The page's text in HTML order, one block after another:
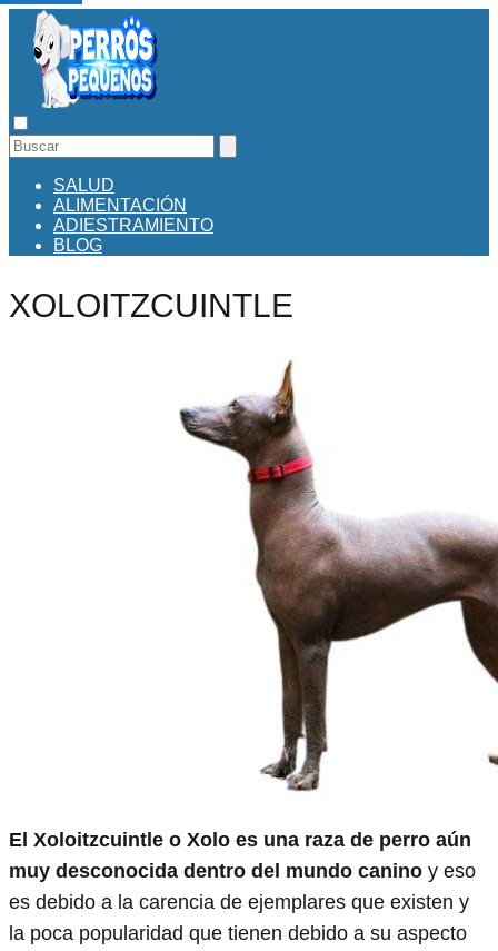
SALUD
ALIMENTACIÓN
ADIESTRAMIENTO
BLOG
XOLOITZCUINTLE
El Xoloitzcuintle o Xolo es una raza de perro aún
muy desconocida dentro del mundo canino y eso
es debido a la carencia de ejemplares que existen y
la poca popularidad que tienen debido a su aspecto